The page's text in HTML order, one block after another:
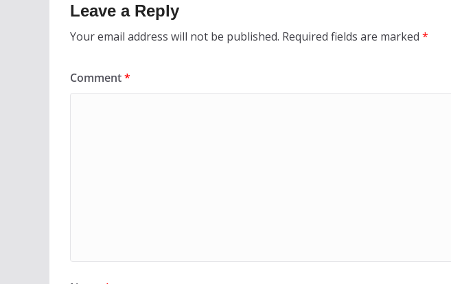
Leave a Reply
Your email address will not be published. Required fields are marked *
Comment*